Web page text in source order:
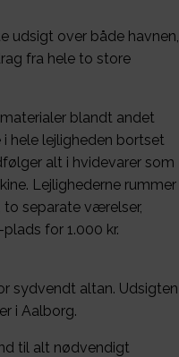
udsigt over både havnen,
fra hele to store
blandt andet
hele lejligheden bortset
alt i hvidevarer som
Lejlighederne rummer
separate værelser,
for 1.000 kr.
sydvendt altan. Udsigten
i Aalborg.
til alt nødvendigt